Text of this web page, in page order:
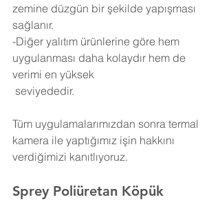
zemine düzgün bir şekilde yapışması
sağlanır.
-Diğer yalıtım ürünlerine göre hem
uygulanması daha kolaydır hem de
verimi en yüksek
seviyededir.
Tüm uygulamalarımızdan sonra termal
kamera ile yaptığımız işin hakkını
verdiğimizi kanıtlıyoruz.
Sprey Poliüretan Köpük